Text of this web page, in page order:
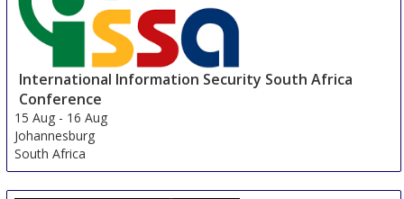
International Information Security South Africa
Conference
15 Aug - 16 Aug
Johannesburg
South Africa